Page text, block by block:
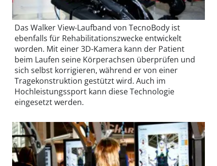
Das Walker View-Laufband von TecnoBody ist
ebenfalls für Rehabilitationszwecke entwickelt
worden. Mit einer 3D-Kamera kann der Patient
beim Laufen seine Körperachsen überprüfen und
sich selbst korrigieren, während er von einer
Tragekonstruktion gestützt wird. Auch im
Hochleistungssport kann diese Technologie
eingesetzt werden.